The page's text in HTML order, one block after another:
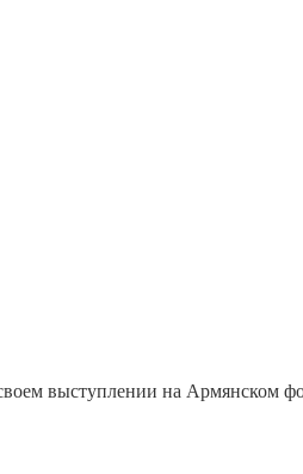
выступлении на Армянском